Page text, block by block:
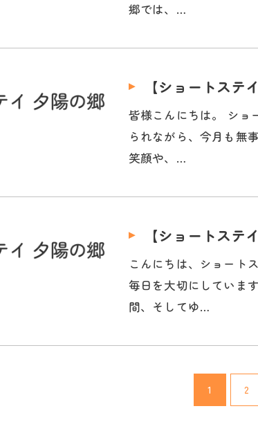
郷では、…
【ショートステ
皆様こんにちは。 ショ
られながら、今月も無
笑顔や、…
【ショートス
こんにちは、ショート
毎日を大切にしていま
間、そしてゆ…
1 2